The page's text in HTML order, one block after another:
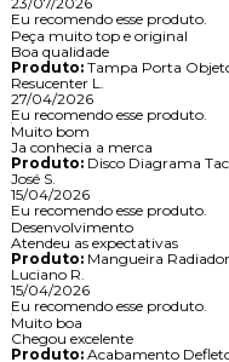
Eu recomendo esse produto.
Peça muito top e original
Boa qualidade
Produto:Tampa Porta
Resucenter L.
27/04/2026
Eu recomendo esse produto.
Muito bom
Ja conhecia a merca
Produto:Disco Diagrama
José S.
15/04/2026
Eu recomendo esse produto.
Desenvolvimento
Atendeu as expectativas
Produto:Mangueira Radiador
Luciano R.
15/04/2026
Eu recomendo esse produto.
Muito boa
Chegou excelente
Produto:Acabamento